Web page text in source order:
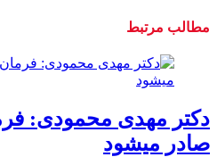
مطالب مرتبط
دکتر مهدى محمودى:
صادر میشود